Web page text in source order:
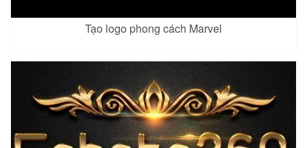
Tạo logo phong cách Marvel